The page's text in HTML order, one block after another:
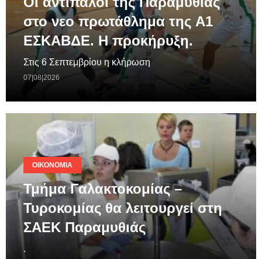
στο νεο πρωτάθλημα της A1
ΕΣΚΑΒΔΕ. Η προκήρυξη.
Στις 6 Σεπτεμβρίου η κλήρωση
07|08|2026
ΟΙΚΟΝΟΜΊΑ
Τμήμα Γαλακτοκομίας –
Τυροκομίας θα λειτουργεί στη
ΣΑΕΚ Παραμυθιάς
.